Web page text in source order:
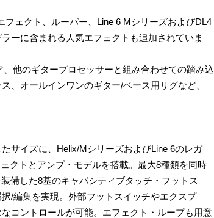
フェクト、ルーパー、Line 6 MシリーズおよびDL4
ーに含まれる人気エフェクトも追加されていま
、他のギタープロセッサーと組み合わせての踏み込
、オールインワンのギター/ベース用リグなど、
サイズに、Helix/MシリーズおよびLine 6のレガ
クトとアンプ・モデルを搭載。最大8種類を同時
備した8基のキャパシティブタッチ・フットス
/編集を実現。外部フットスイッチやエクスプ
コントロールが可能。エフェクト・ループも用意